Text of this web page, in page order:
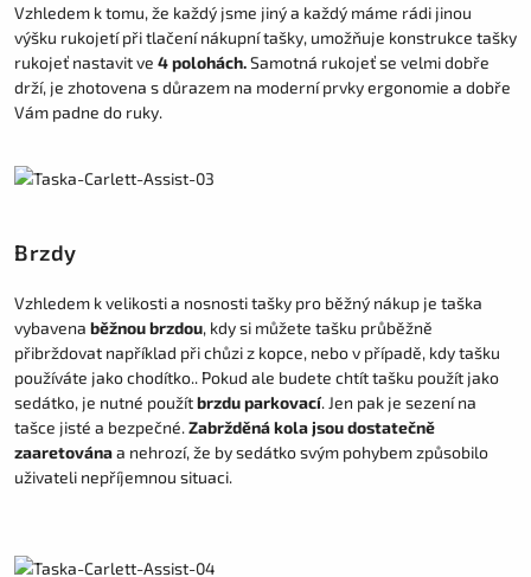
Vzhledem k tomu, že každý jsme jiný a každý máme rádi jinou
výšku rukojetí při tlačení nákupní tašky, umožňuje konstrukce tašky
rukojeť nastavit ve 4 polohách.Samotná rukojeť se velmi dobře
drží, je zhotovena s důrazem na moderní prvky ergonomie a dobře
Vám padne do ruky.
Brzdy
Vzhledem k velikosti a nosnosti tašky pro běžný nákup je taška
vybavena běžnou brzdou, kdy si můžete tašku průběžně
přibrždovat například při chůzi z kopce, nebo v případě, kdy tašku
používáte jako chodítko.. Pokud ale budete chtít tašku použít jako
sedátko, je nutné použítbrzdu parkovací. Jen pak je sezení na
tašce jisté a bezpečné.Zabržděná kola jsou dostatečně
zaaretovánaa nehrozí, že by sedátko svým pohybem způsobilo
uživateli nepříjemnou situaci.